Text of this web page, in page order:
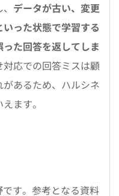
データが古い、変更
った状態で学習する
た回答を返してしま
対応での回答ミスは顧
あるため、ハルシネ
ます。
す。参考となる資料